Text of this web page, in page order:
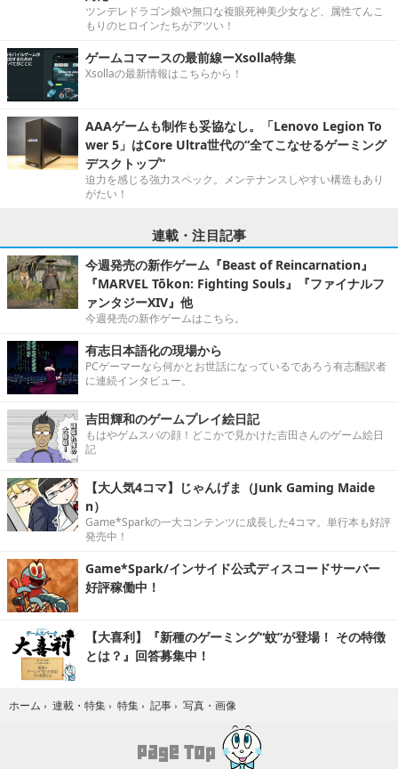
ツンデレドラゴン娘や無口な複眼死神美少女など、属性てんこ
もりのヒロインたちがアツい！
ゲームコマースの最前線ーXsolla特集
Xsollaの最新情報はこちらから！
AAAゲームも制作も妥協なし。「Lenovo Legion To
wer 5」はCore Ultra世代の“全てこなせるゲーミング
デスクトップ”
迫力を感じる強力スペック。メンテナンスしやすい構造もあり
がたい！
連載・注目記事
今週発売の新作ゲーム『Beast of Reincarnation』
『MARVEL Tōkon: Fighting Souls』『ファイナルフ
ァンタジーXIV』他
今週発売の新作ゲームはこちら。
有志日本語化の現場から
PCゲーマーなら何かとお世話になっているであろう有志翻訳者
に連続インタビュー。
吉田輝和のゲームプレイ絵日記
もはやゲムスパの顔！どこかで見かけた吉田さんのゲーム絵日
記
【大人気4コマ】じゃんげま（Junk Gaming Maide
n）
Game*Sparkの一大コンテンツに成長した4コマ。単行本も好評
発売中！
Game*Spark/インサイド公式ディスコードサーバー
好評稼働中！
【大喜利】『新種のゲーミング“蚊”が登場！ その特徴
とは？』回答募集中！
ホーム › 連載・特集 › 特集 › 記事 › 写真・画像